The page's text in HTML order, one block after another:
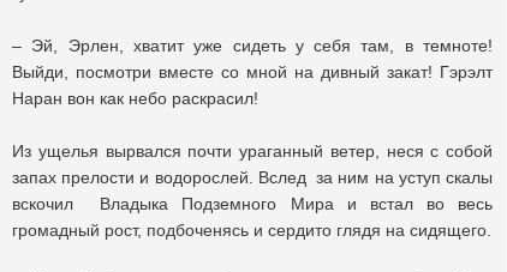
– Эй, Эрлен, хватит уже сидеть у себя там, в темноте!
Выйди, посмотри вместе со мной на дивный закат! Гэрэлт
Наран вон как небо раскрасил!
Из ущелья вырвался почти ураганный ветер, неся с собой
запах прелости и водорослей. Вслед за ним на уступ скалы
вскочил Владыка Подземного Мира и встал во весь
громадный рост, подбоченясь и сердито глядя на сидящего.